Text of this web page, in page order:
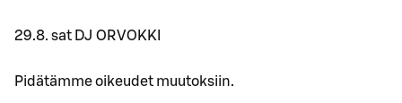
29.8. sat DJ ORVOKKI
Pidätämme oikeudet muutoksiin.